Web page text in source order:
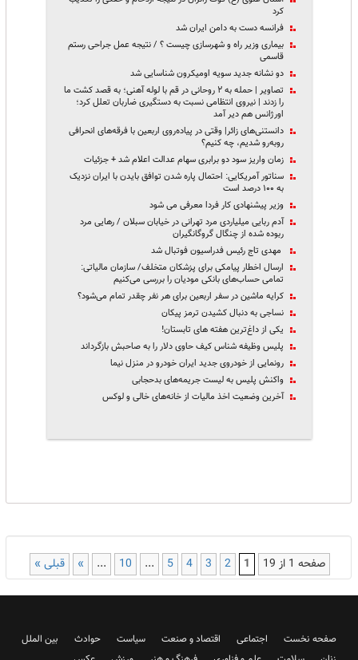
کرد
فرانسه دست به دامن ایران شد
بیماری وزیر راه و شهرسازی چیست ؟ / نتیجه عمل جراحی رستم
قاسمی
دو نشانه جدید سویه اومیکرون شناسایی شد
تصاویر | حمله به ۲ روحانی در قم با لوله آهنی؛ به قصد کشت ما
را زدند | نیروی انتظامی نسبت به دستگیری ضاربان تعلل کرد؛
اورژانس هم دیر آمد
دانستنی‌های زائر| وقتی در پیاده‌روی اربعین با فرقه‌های انحرافی
روبه‌رو شدیم، چه کنیم؟
زمان واریز سود دو برابری سهام عدالت اعلام شد + جزئیات
سناتور آمریکایی: احتمال پاره شدن توافق بایدن با ایران نزدیک
به ۱۰۰ درصد است
وزیر پیشنهادی کار فردا معرفی می شود
آدم ربایی میلیاردی مرد تهرانی در خیابان سبلان / رهایی مرد
ربوده شده از چنگال گروگانگیران
مهدی تاج رئیس فدراسیون فوتبال شد
ارسال اخطار پیامکی برای پزشکان متخلف/ سازمان مالیاتی:
تمامی حساب‌های بانکی مودیان را بررسی می‌کنیم
کرایه ماشین در سفر اربعین برای هر نفر چقدر تمام می‌شود؟
نساجی به دنبال کشیدن ترمز پیکان
یکی از داغ‌ترین هفته های تابستان!
پلیس وظیفه شناس کیف حاوی دلار را به صاحبش بازگرداند
رونمایی از خودروی جدید ایران خودرو در منزل نیما
واکنش پلیس به لیست جریمه‌های ‌بدحجابی
آخرین وضعیت اخذ مالیات از خانه‌های خالی و لوکس
صفحه 1 از 19 1
2
3
4
5
...
10
...
» قبلی »
صفحه نخست اجتماعی اقتصاد و صنعت سیاست حوادث
بین الملل